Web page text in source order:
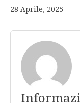
28 Aprile, 2025